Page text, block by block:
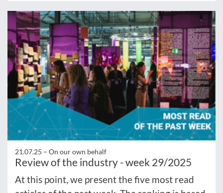
21.07.25 – On our own behalf
Review of the industry - week 29/2025
At this point, we present the five most read